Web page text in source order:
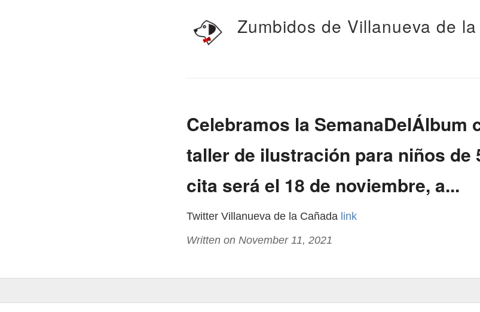
Zumbidos de Villanueva de
Celebramos la SemanaDelÁlbum
taller de ilustración para niños de
cita será el 18 de noviembre, a...
Twitter Villanueva de la Cañada link
Written on November 11, 2021